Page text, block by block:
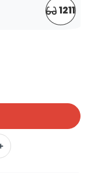
1211